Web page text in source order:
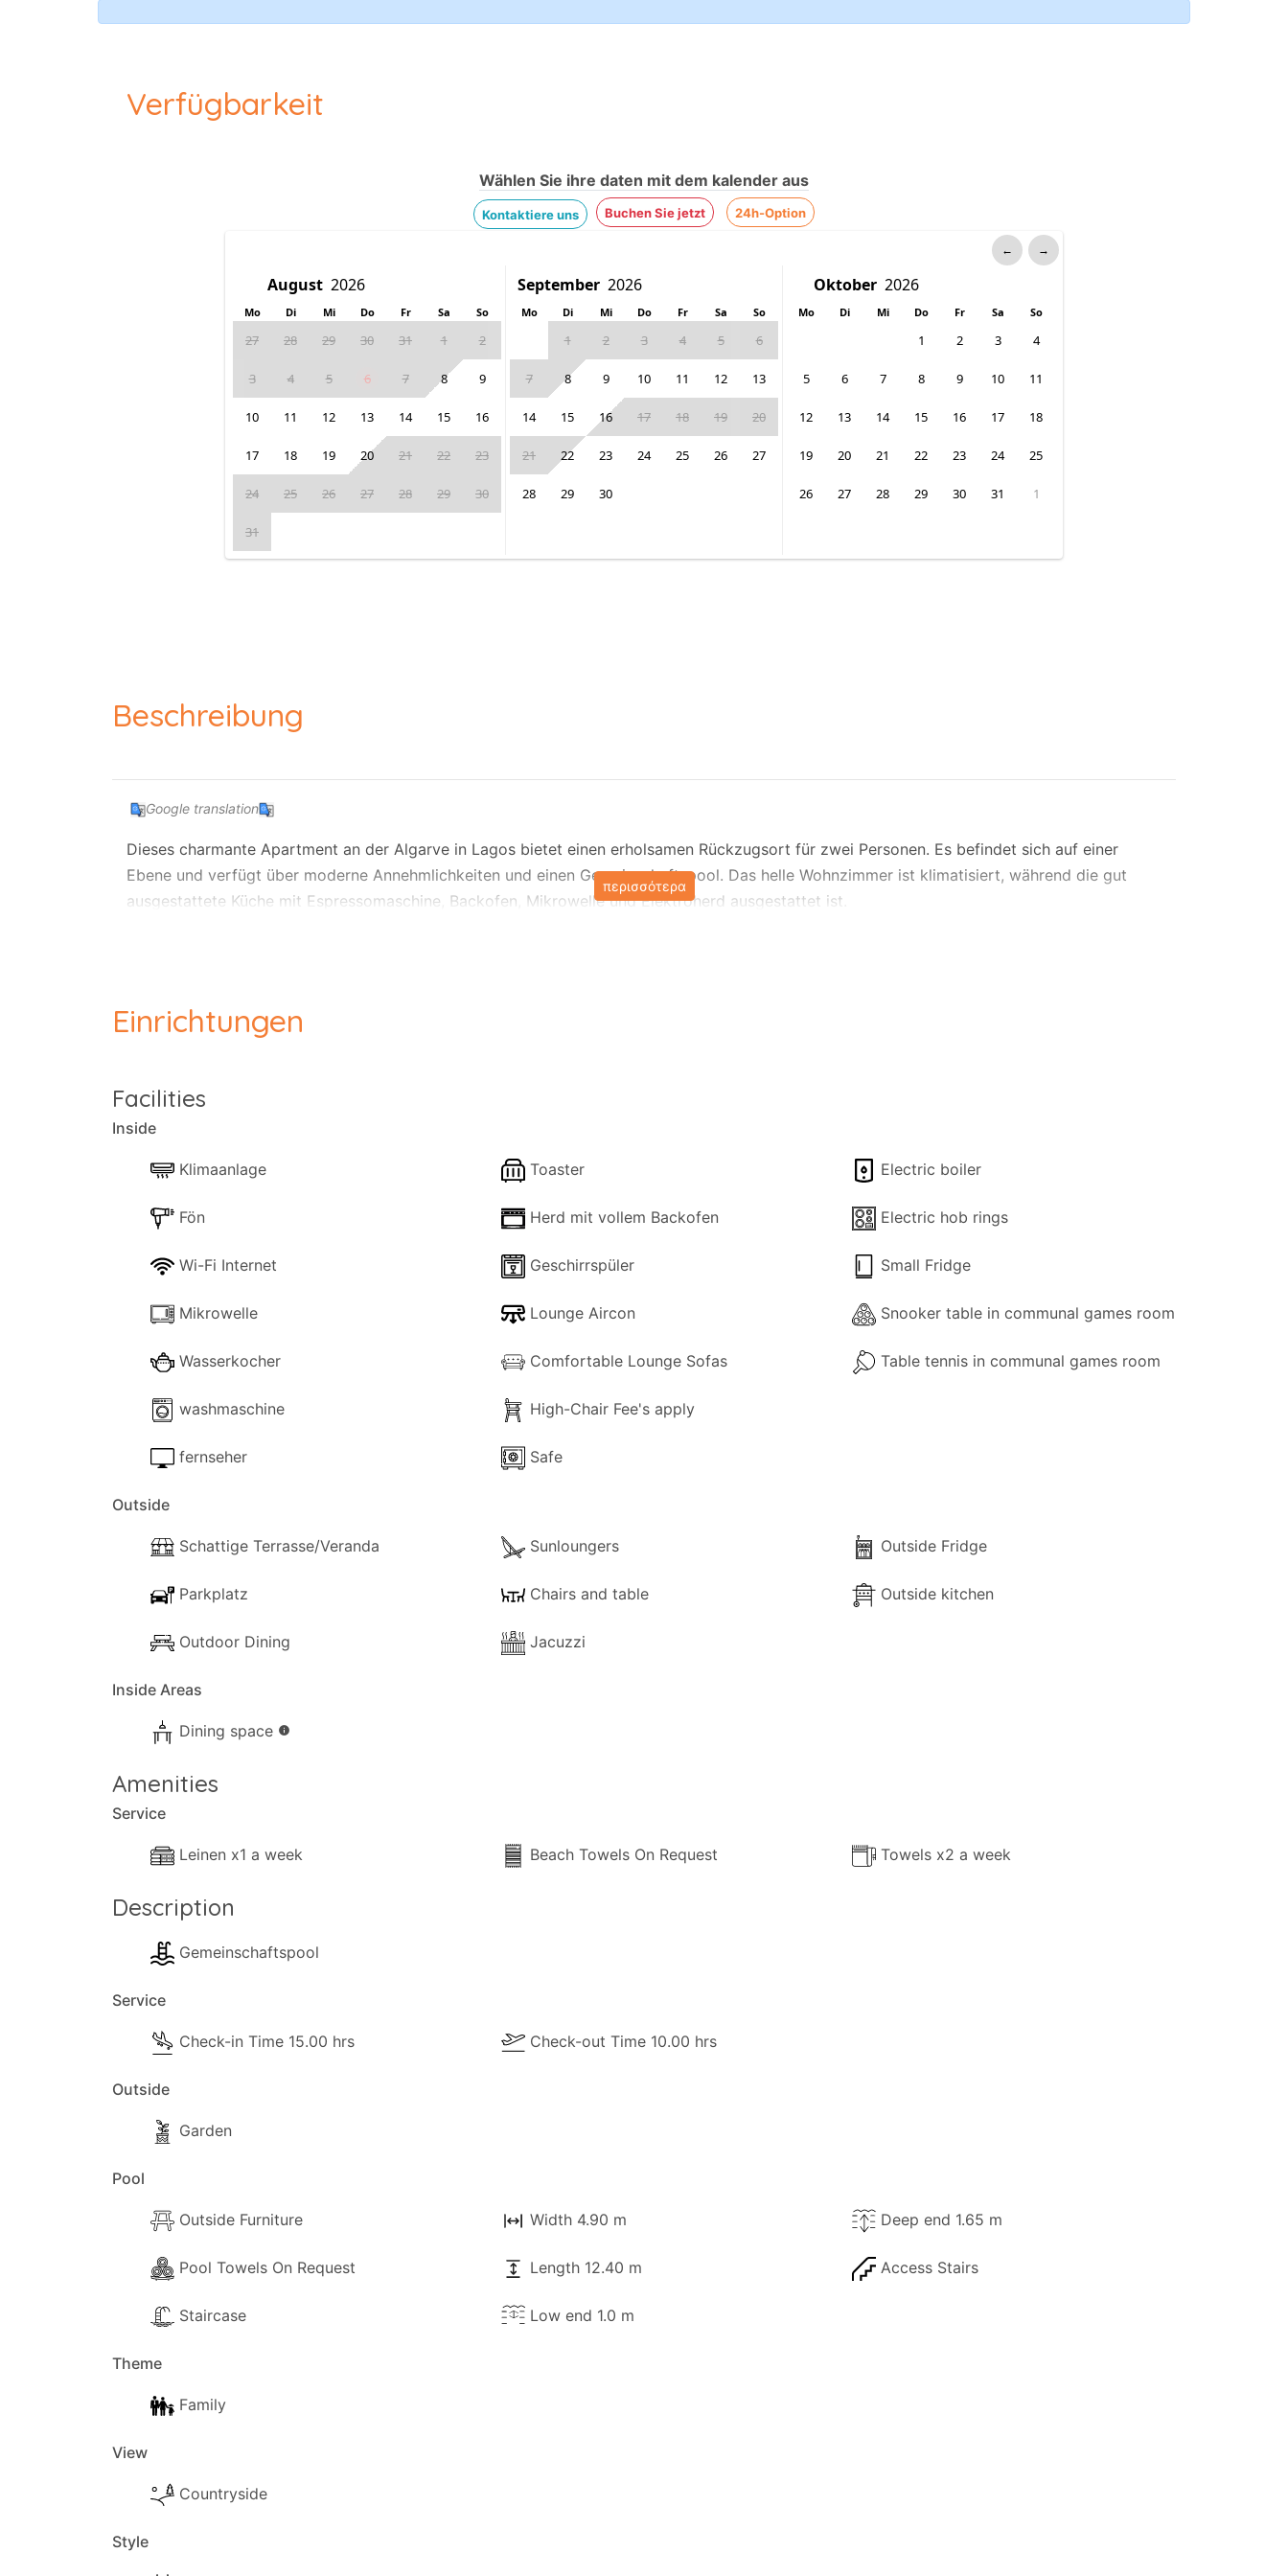
Verfügbarkeit
Wählen Sie ihre daten mit dem kalender aus
Kontaktiere uns Buchen Sie jetzt 24h-Option
← →
Mo Di Mi Do Fr Sa So
27 28 29 30 31 1 2
3 4 5 6 7 8 9
10 11 12 13 14 15 16
17 18 19 20 21 22 23
24 25 26 27 28 29 30
31
Mo Di Mi Do Fr Sa So
1 2 3 4 5 6
7 8 9 10 11 12 13
14 15 16 17 18 19 20
21 22 23 24 25 26 27
28 29 30
Mo Di Mi Do Fr Sa So
1 2 3 4
5 6 7 8 9 10 11
12 13 14 15 16 17 18
19 20 21 22 23 24 25
26 27 28 29 30 31 1
Beschreibung
Google translation
Dieses charmante Apartment an der Algarve in Lagos bietet einen erholsamen Rückzugsort für zwei Personen. Es befindet sich auf einer
Ebene und verfügt über moderne Annehmlichkeiten und einen Gemeinschaftspool. Das helle Wohnzimmer ist klimatisiert, während die gut
ausgestattete Küche mit Espressomaschine, Backofen, Mikrowelle und Elektroherd ausgestattet ist.
und der Eigentümer steht Ihnen gerne zur Verfügung. Mit Blick auf die Landschaft, den Garten und den Pool ist dies der ideale Rückzugsort
für einen ruhigen Algarve-Urlaub.
περισσότερα
Einrichtungen
Facilities
Inside
Klimaanlage
Fön
Wi-Fi Internet
Mikrowelle
Wasserkocher
washmaschine
fernseher
Toaster
Herd mit vollem Backofen
Geschirrspüler
Lounge Aircon
Comfortable Lounge Sofas
High-Chair Fee's apply
Safe
Electric boiler
Electric hob rings
Small Fridge
Snooker table in communal games room
Table tennis in communal games room
Outside
Schattige Terrasse/Veranda
Parkplatz
Outdoor Dining
Sunloungers
Chairs and table
Jacuzzi
Outside Fridge
Outside kitchen
Inside Areas
Dining space info
Amenities
Service
Leinen x1 a week Beach Towels On Request Towels x2 a week
Description
Gemeinschaftspool
Service
Check-in Time 15.00 hrs Check-out Time 10.00 hrs
Outside
Garden
Pool
Outside Furniture
Pool Towels On Request
Staircase
Width 4.90 m
Length 12.40 m
Low end 1.0 m
Deep end 1.65 m
Access Stairs
Theme
Family
View
Countryside
Style